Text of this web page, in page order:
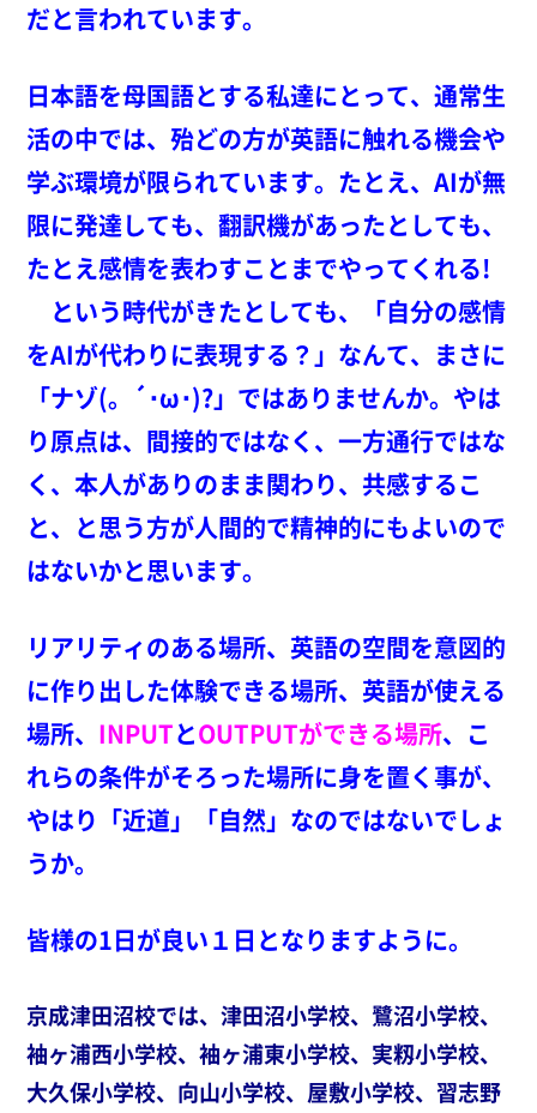
だと言われています。
日本語を母国語とする私達にとって、通常生
活の中では、殆どの方が英語に触れる機会や
学ぶ環境が限られています。たとえ、AIが無
限に発達しても、翻訳機があったとしても、
たとえ感情を表わすことまでやってくれる!
という時代がきたとしても、「自分の感情
をAIが代わりに表現する？」なんて、まさに
「ナゾ(。´･ω･)?」ではありませんか。やは
り原点は、間接的ではなく、一方通行ではな
く、本人がありのまま関わり、共感するこ
と、と思う方が人間的で精神的にもよいので
はないかと思います。
リアリティのある場所、英語の空間を意図的
に作り出した体験できる場所、英語が使える
場所、 INPUTとOUTPUTができる場所、こ
れらの条件がそろった場所に身を置く事が、
やはり「近道」「自然」なのではないでしょ
うか。
皆様の1日が良い１日となりますように。
京成津田沼校では、津田沼小学校、鷺沼小学校、
袖ヶ浦西小学校、袖ヶ浦東小学校、実籾小学校、
大久保小学校、向山小学校、屋敷小学校、習志野